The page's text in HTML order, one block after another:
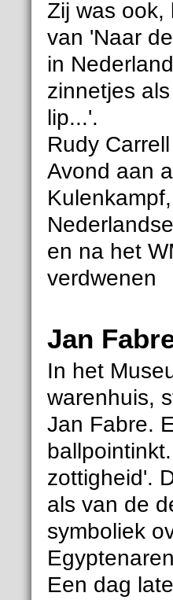
Zij was ook,
van 'Naar
in
zinnetjes
lip...'.
Rudy
Avond aan
en na het
verdwenen
Jan
In het
warenhuis,
Jan Fabre.
zottigheid'.
als van de
symboliek
Een dag